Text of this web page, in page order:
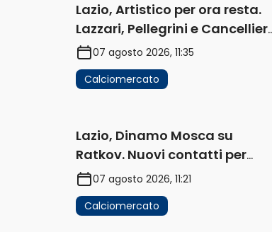
Lazio, Artistico per ora resta.
Lazzari, Pellegrini e Cancellieri
in uscita
07 agosto 2026, 11:35
Calciomercato
Lazio, Dinamo Mosca su
Ratkov. Nuovi contatti per
Pinamonti
07 agosto 2026, 11:21
Calciomercato